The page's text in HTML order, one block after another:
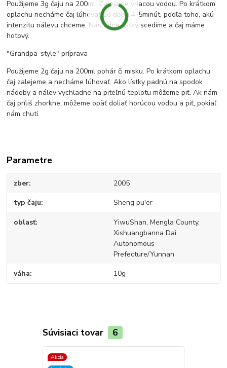
Použijeme 3g čaju na 200ml. Zalejeme vriacou vodou. Po krátkom
oplachu necháme čaj lúhovať po dobu 4-5minút, podľa toho, akú
intenzitu nálevu chceme. Následne lístky scedíme a čaj máme
hotový.
"Grandpa-style" príprava
Použijeme 2g čaju na 200ml pohár či misku. Po krátkom oplachu
čaj zalejeme a necháme lúhovať. Ako lístky padnú na spodok
nádoby a nálev vychladne na piteľnú teplotu môžeme piť. Ak nám
čaj príliš zhorkne, môžeme opäť doliať horúcou vodou a piť, pokiaľ
nám chutí.
Parametre
zber 2005
typ čaju Sheng pu'er
oblasť
YiwuShan, Mengla County,
Xishuangbanna Dai
Autonomous
Prefecture/Yunnan
váha 10g
Súvisiaci tovar 6
Akcia